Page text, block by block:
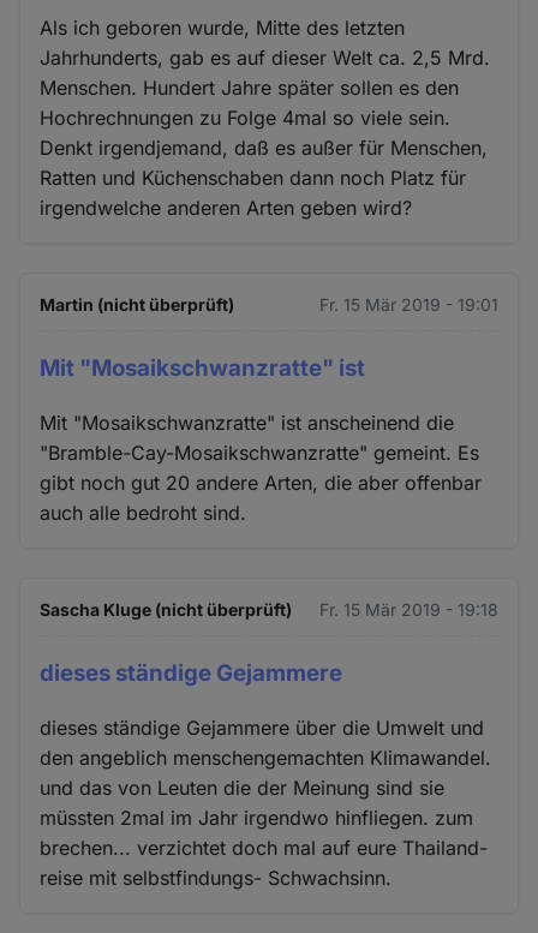
Als ich geboren wurde, Mitte des letzten
Jahrhunderts, gab es auf dieser Welt ca. 2,5 Mrd.
Menschen. Hundert Jahre später sollen es den
Hochrechnungen zu Folge 4mal so viele sein.
Denkt irgendjemand, daß es außer für Menschen,
Ratten und Küchenschaben dann noch Platz für
irgendwelche anderen Arten geben wird?
Martin (nicht überprüft) Fr. 15 Mär 2019 - 19:01
Mit "Mosaikschwanzratte" ist
Mit "Mosaikschwanzratte" ist anscheinend die
"Bramble-Cay-Mosaikschwanzratte" gemeint. Es
gibt noch gut 20 andere Arten, die aber offenbar
auch alle bedroht sind.
Sascha Kluge (nicht überprüft) Fr. 15 Mär 2019 - 19:18
dieses ständige Gejammere
dieses ständige Gejammere über die Umwelt und
den angeblich menschengemachten Klimawandel.
und das von Leuten die der Meinung sind sie
müssten 2mal im Jahr irgendwo hinfliegen. zum
brechen... verzichtet doch mal auf eure Thailand-
reise mit selbstfindungs- Schwachsinn.